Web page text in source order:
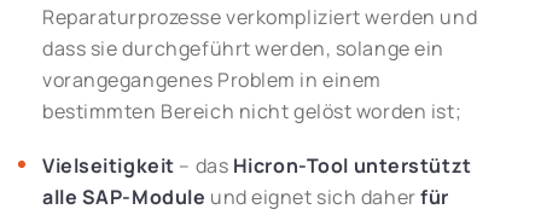
Reparaturprozesse verkompliziert werden und
dass sie durchgeführt werden, solange ein
vorangegangenes Problem in einem
bestimmten Bereich nicht gelöst worden ist;
Vielseitigkeit – das Hicron-Tool unterstützt
alle SAP-Module und eignet sich daherfür